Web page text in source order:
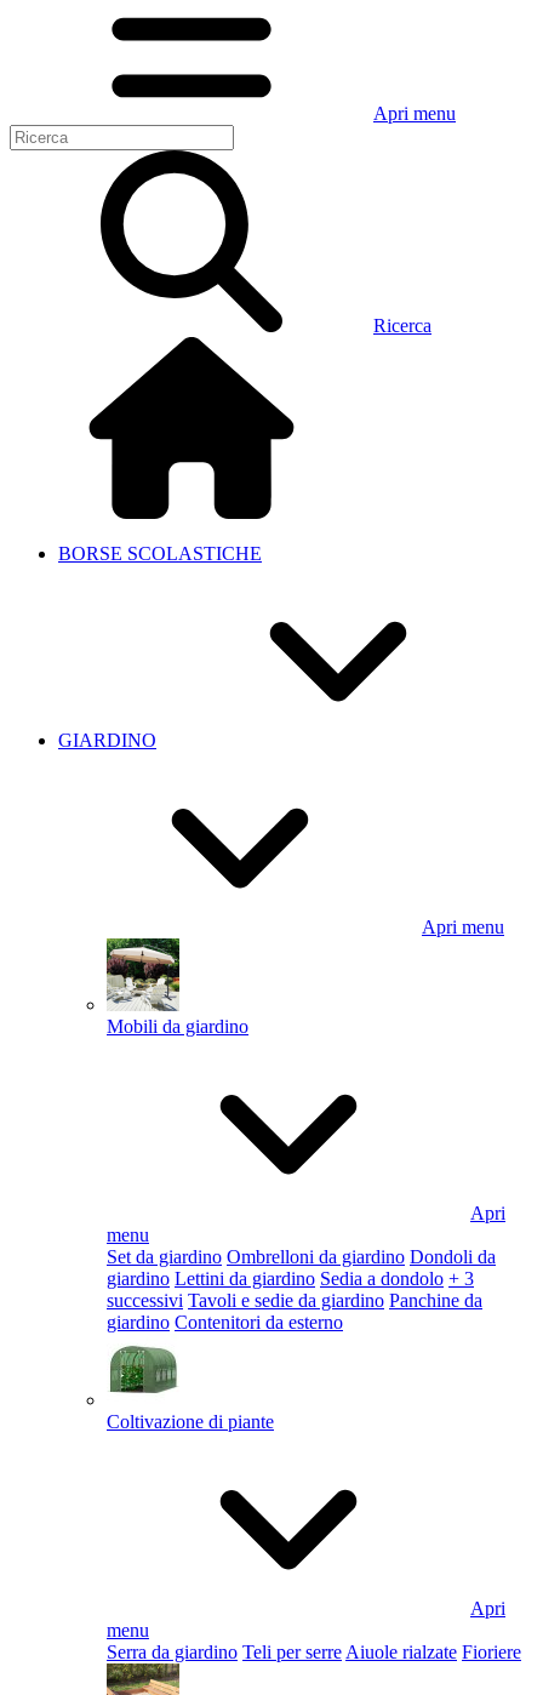
Apri menu
Ricerca
BORSE SCOLASTICHE
GIARDINO
Apri menu
Mobili da giardino
Apri
menu
Set da giardino Ombrelloni da giardino Dondoli da
giardino Lettini da giardino Sedia a dondolo + 3
successivi Tavoli e sedie da giardino Panchine da
giardino Contenitori da esterno
Coltivazione di piante
Apri
menu
Serra da giardino Teli per serre Aiuole rialzate Fioriere